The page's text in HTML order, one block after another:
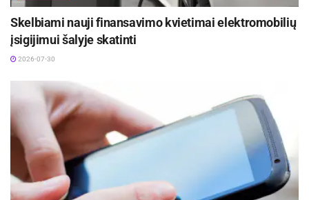
1997) kūrybos parodą „Būties kelionė“ (iš Lietuvos nacionalinio
dailės muziejaus rinkinių) pristatys menotyrininkė Nijolė
Tumėnienė.
Koncertuos Kauno styginių kvartetas ir Sergej Krinicin (gitara).
Žymos: Anykščių menų centras Pranešimas spaudai
Skelbiami nauji finansavimo kvietimai elektromobilių
įsigijimui šalyje skatinti
2026-07-30